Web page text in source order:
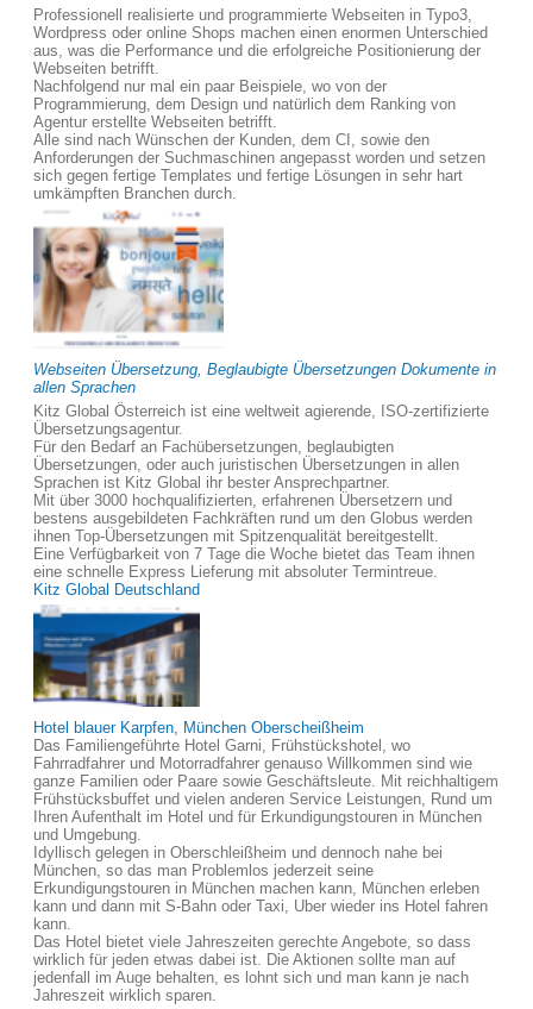
Professionell realisierte und programmierte Webseiten in Typo3,
Wordpress oder online Shops machen einen enormen Unterschied
aus, was die Performance und die erfolgreiche Positionierung der
Webseiten betrifft.
Nachfolgend nur mal ein paar Beispiele, wo von der
Programmierung, dem Design und natürlich dem Ranking von
Agentur erstellte Webseiten betrifft.
Alle sind nach Wünschen der Kunden, dem CI, sowie den
Anforderungen der Suchmaschinen angepasst worden und setzen
sich gegen fertige Templates und fertige Lösungen in sehr hart
umkämpften Branchen durch.
Webseiten Übersetzung, Beglaubigte Übersetzungen Dokumente in
allen Sprachen
Kitz Global Österreich ist eine weltweit agierende, ISO-zertifizierte
Übersetzungsagentur.
Für den Bedarf an Fachübersetzungen, beglaubigten
Übersetzungen, oder auch juristischen Übersetzungen in allen
Sprachen ist Kitz Global ihr bester Ansprechpartner.
Mit über 3000 hochqualifizierten, erfahrenen Übersetzern und
bestens ausgebildeten Fachkräften rund um den Globus werden
ihnen Top-Übersetzungen mit Spitzenqualität bereitgestellt.
Eine Verfügbarkeit von 7 Tage die Woche bietet das Team ihnen
eine schnelle Express Lieferung mit absoluter Termintreue.
Kitz Global Deutschland
Hotel blauer Karpfen, München Oberscheißheim
Das Familiengeführte Hotel Garni, Frühstückshotel, wo
Fahrradfahrer und Motorradfahrer genauso Willkommen sind wie
ganze Familien oder Paare sowie Geschäftsleute. Mit reichhaltigem
Frühstücksbuffet und vielen anderen Service Leistungen, Rund um
Ihren Aufenthalt im Hotel und für Erkundigungstouren in München
und Umgebung.
Idyllisch gelegen in Oberschleißheim und dennoch nahe bei
München, so das man Problemlos jederzeit seine
Erkundigungstouren in München machen kann, München erleben
kann und dann mit S-Bahn oder Taxi, Uber wieder ins Hotel fahren
kann.
Das Hotel bietet viele Jahreszeiten gerechte Angebote, so dass
wirklich für jeden etwas dabei ist. Die Aktionen sollte man auf
jedenfall im Auge behalten, es lohnt sich und man kann je nach
Jahreszeit wirklich sparen.